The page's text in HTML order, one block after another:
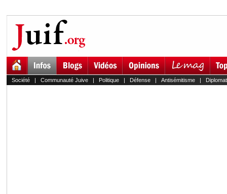
Société| Communauté Juive| Politique| Défense| Antisémitisme|